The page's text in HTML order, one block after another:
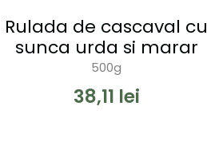
Rulada de cascaval cu
sunca urda si marar
500g
38,11 lei